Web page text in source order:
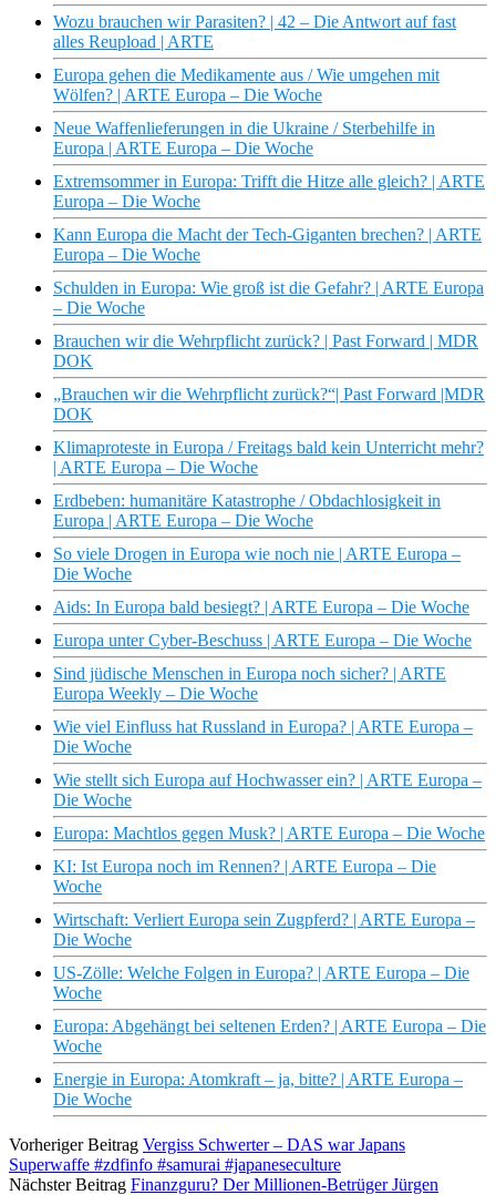
Wozu brauchen wir Parasiten? | 42 – Die Antwort auf fast
alles Reupload | ARTE
Europa gehen die Medikamente aus / Wie umgehen mit
Wölfen? | ARTE Europa – Die Woche
Neue Waffenlieferungen in die Ukraine / Sterbehilfe in
Europa | ARTE Europa – Die Woche
Extremsommer in Europa: Trifft die Hitze alle gleich? | ARTE
Europa – Die Woche
Kann Europa die Macht der Tech-Giganten brechen? | ARTE
Europa – Die Woche
Schulden in Europa: Wie groß ist die Gefahr? | ARTE Europa
– Die Woche
Brauchen wir die Wehrpflicht zurück? | Past Forward | MDR
DOK
„Brauchen wir die Wehrpflicht zurück?“| Past Forward |MDR
DOK
Klimaproteste in Europa / Freitags bald kein Unterricht mehr?
| ARTE Europa – Die Woche
Erdbeben: humanitäre Katastrophe / Obdachlosigkeit in
Europa | ARTE Europa – Die Woche
So viele Drogen in Europa wie noch nie | ARTE Europa –
Die Woche
Aids: In Europa bald besiegt? | ARTE Europa – Die Woche
Europa unter Cyber-Beschuss | ARTE Europa – Die Woche
Sind jüdische Menschen in Europa noch sicher? | ARTE
Europa Weekly – Die Woche
Wie viel Einfluss hat Russland in Europa? | ARTE Europa –
Die Woche
Wie stellt sich Europa auf Hochwasser ein? | ARTE Europa –
Die Woche
Europa: Machtlos gegen Musk? | ARTE Europa – Die Woche
KI: Ist Europa noch im Rennen? | ARTE Europa – Die
Woche
Wirtschaft: Verliert Europa sein Zugpferd? | ARTE Europa –
Die Woche
US-Zölle: Welche Folgen in Europa? | ARTE Europa – Die
Woche
Europa: Abgehängt bei seltenen Erden? | ARTE Europa – Die
Woche
Energie in Europa: Atomkraft – ja, bitte? | ARTE Europa –
Die Woche
Vorheriger Beitrag Vergiss Schwerter – DAS war Japans
Superwaffe #zdfinfo #samurai #japaneseculture
Nächster Beitrag Finanzguru? Der Millionen-Betrüger Jürgen